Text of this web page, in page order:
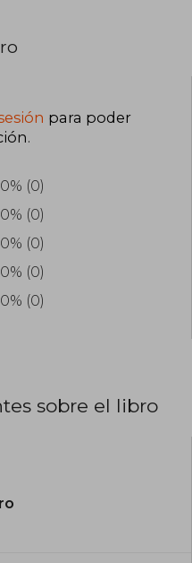
para poder
.
0% (0)
0% (0)
0% (0)
0% (0)
0% (0)
sobre el libro